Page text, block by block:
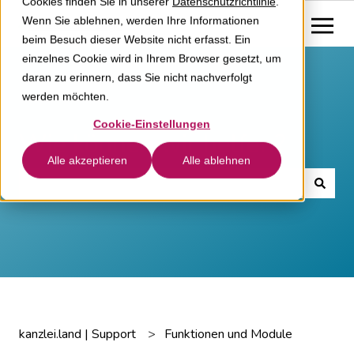
Wenn Sie ablehnen, werden Ihre Informationen
beim Besuch dieser Website nicht erfasst. Ein
einzelnes Cookie wird in Ihrem Browser gesetzt, um
daran zu erinnern, dass Sie nicht nachverfolgt
werden möchten.
Cookie-Einstellungen
Alle akzeptieren Alle ablehnen
Wie können wir helfen?
Es gibt keine Vorschläge, da das Suchfeld leer ist.
kanzlei.land | Support Funktionen und Module